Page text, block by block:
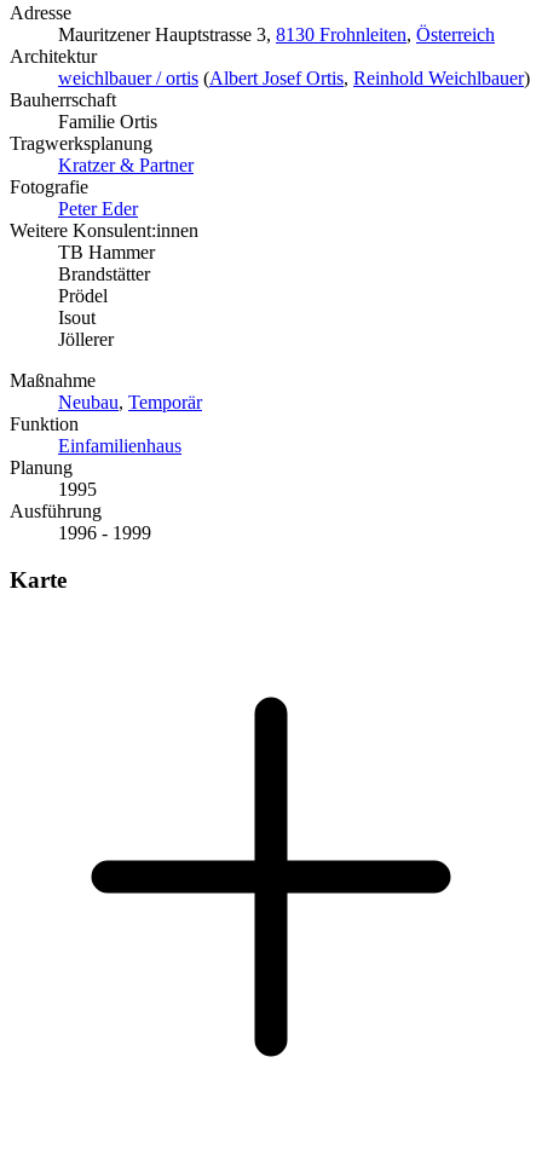
Adresse
Mauritzener Hauptstrasse 3, 8130 Frohnleiten, Österreich
Architektur
weichlbauer / ortis (Albert Josef Ortis, Reinhold Weichlbauer)
Bauherrschaft
Familie Ortis
Tragwerksplanung
Kratzer & Partner
Fotografie
Peter Eder
Weitere Konsulent:innen
TB Hammer
Brandstätter
Prödel
Isout
Jöllerer
Maßnahme
Neubau, Temporär
Funktion
Einfamilienhaus
Planung
1995
Ausführung
1996 - 1999
Karte